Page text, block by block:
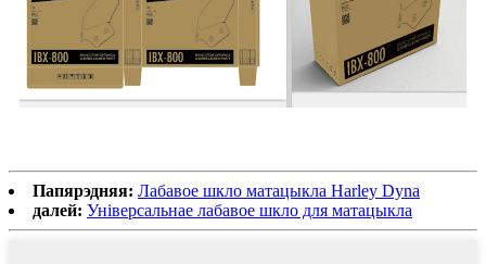
Папярэдняя: Лабавое шкло матацыкла Harley Dyna
далей: Універсальнае лабавое шкло для матацыкла